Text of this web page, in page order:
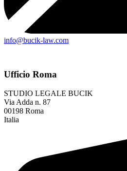
info@bucik-law.com
Ufficio Roma
STUDIO LEGALE BUCIK
Via Adda n. 87
00198 Roma
Italia